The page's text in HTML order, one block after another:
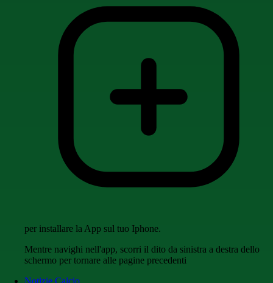
per installare la App sul tuo Iphone.
Mentre navighi nell'app, scorri il dito da sinistra a destra dello
schermo per tornare alle pagine precedenti